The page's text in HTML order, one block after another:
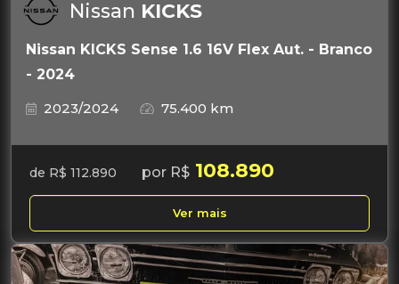
Nissan KICKS
Nissan KICKS Sense 1.6 16V Flex Aut. - Branco
- 2024
2023/2024
75.400 km
de R$ 112.890 por R$ 108.890
Ver mais